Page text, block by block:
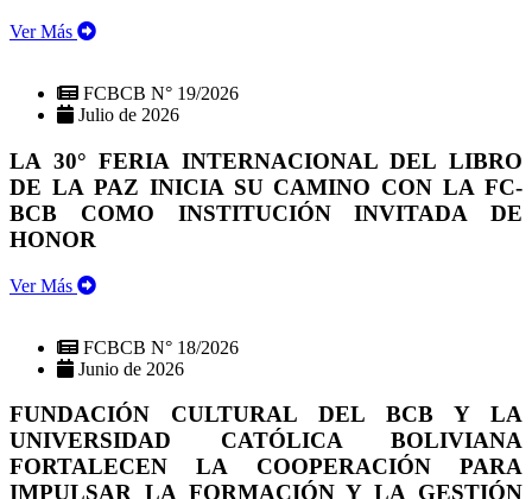
Ver Más
FCBCB N° 19/2026
Julio de 2026
LA 30° FERIA INTERNACIONAL DEL LIBRO
DE LA PAZ INICIA SU CAMINO CON LA FC-
BCB COMO INSTITUCIÓN INVITADA DE
HONOR
Ver Más
FCBCB N° 18/2026
Junio de 2026
FUNDACIÓN CULTURAL DEL BCB Y LA
UNIVERSIDAD CATÓLICA BOLIVIANA
FORTALECEN LA COOPERACIÓN PARA
IMPULSAR LA FORMACIÓN Y LA GESTIÓN